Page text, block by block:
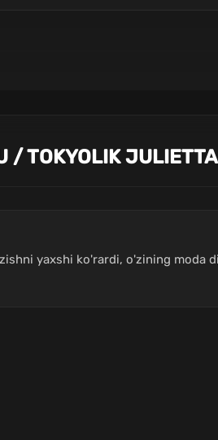
/ TOKYOLIK
yaxshi ko'rardi, o'zining